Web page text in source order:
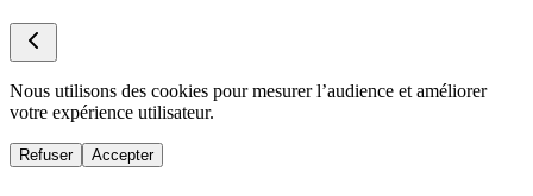
Nous utilisons des cookies pour mesurer l’audience et améliorer
votre expérience utilisateur.
Refuser Accepter